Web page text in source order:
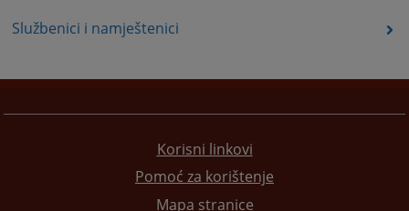
Službenici i namještenici
Korisni linkovi
Pomoć za korištenje
Mapa stranice